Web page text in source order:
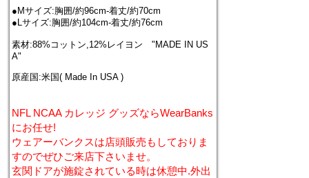
●Mサイズ:胸囲/約96cm-着丈/約70cm
●Lサイズ:胸囲/約104cm-着丈/約76cm
素材:88%コットン,12%レイヨン "MADE IN US
A"
原産国:米国( Made In USA )
NFL NCAA カレッジ グッズならWearBanks
にお任せ!
ウェアーバンクスは店頭販売もしておりま
すのでぜひご来店下さいませ。
玄関ドアが施錠されている時は休憩中.外出